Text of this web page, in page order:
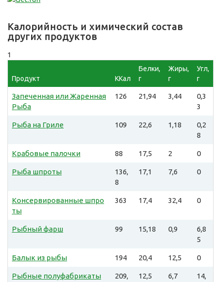
Калорийность и химический состав
других продуктов
1
Продукт ККал
Белки,
г
Жиры,
г
Угл,
г
Запеченная или Жаренная
Рыба
126 21,94 3,44
0,3
3
Рыба на Гриле 109 22,6 1,18
0,2
8
Крабовые палочки 88 17,5 2 0
Рыба шпроты
136,
8
17,1 7,6 0
Консервированные шпро
ты
363 17,4 32,4 0
Рыбный фарш 99 15,18 0,9
6,8
5
Балык из рыбы 194 20,4 12,5 0
Рыбные полуфабрикаты
209,
12,5 6,7
14,